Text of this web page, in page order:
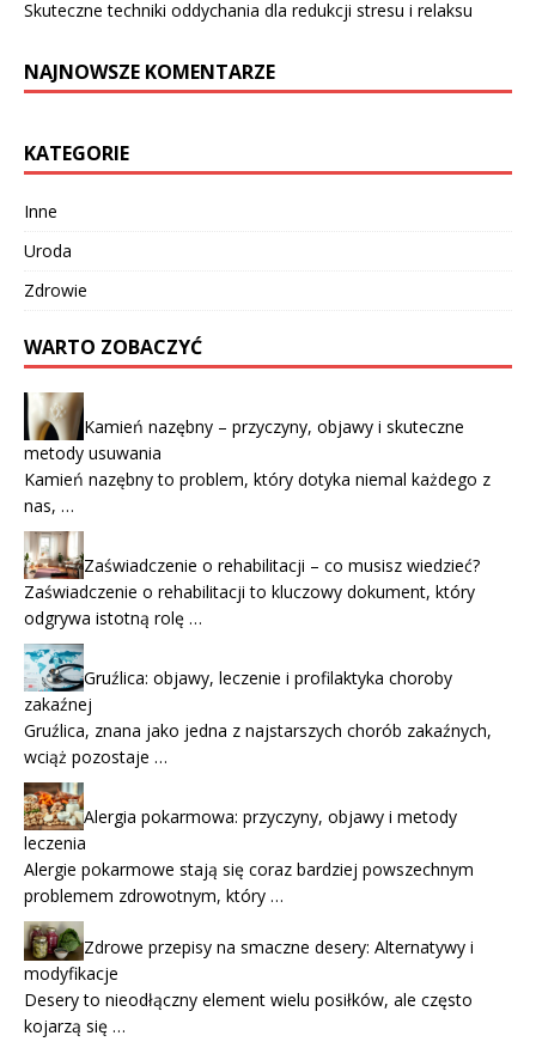
Skuteczne techniki oddychania dla redukcji stresu i relaksu
NAJNOWSZE KOMENTARZE
KATEGORIE
Inne
Uroda
Zdrowie
WARTO ZOBACZYĆ
Kamień nazębny – przyczyny, objawy i skuteczne
metody usuwania
Kamień nazębny to problem, który dotyka niemal każdego z
nas, …
Zaświadczenie o rehabilitacji – co musisz wiedzieć?
Zaświadczenie o rehabilitacji to kluczowy dokument, który
odgrywa istotną rolę …
Gruźlica: objawy, leczenie i profilaktyka choroby
zakaźnej
Gruźlica, znana jako jedna z najstarszych chorób zakaźnych,
wciąż pozostaje …
Alergia pokarmowa: przyczyny, objawy i metody
leczenia
Alergie pokarmowe stają się coraz bardziej powszechnym
problemem zdrowotnym, który …
Zdrowe przepisy na smaczne desery: Alternatywy i
modyfikacje
Desery to nieodłączny element wielu posiłków, ale często
kojarzą się …